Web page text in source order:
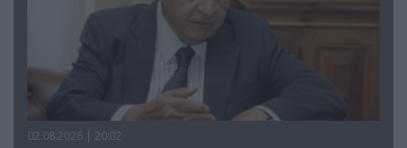
02.08.2026 | 20:02